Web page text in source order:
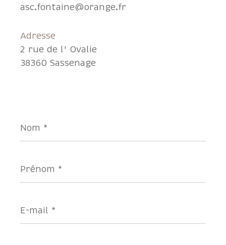
asc.fontaine@orange.fr
Adresse
2 rue de l' Ovalie
38360 Sassenage
*
*
mail
*